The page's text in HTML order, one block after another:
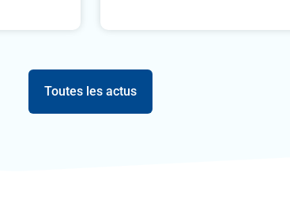
Toutes les actus